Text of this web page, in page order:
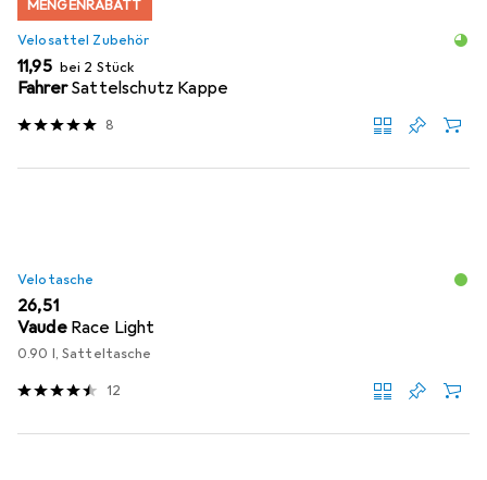
MENGENRABATT
Velosattel Zubehör
EUR
11,95 bei 2 Stück
Fahrer Sattelschutz Kappe
8
Velotasche
EUR
26,51
Vaude Race Light
0.90 l, Satteltasche
12